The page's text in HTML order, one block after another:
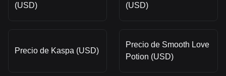
(USD)
(USD)
Precio de Kaspa (USD)
Precio de Smooth Love
Potion (USD)